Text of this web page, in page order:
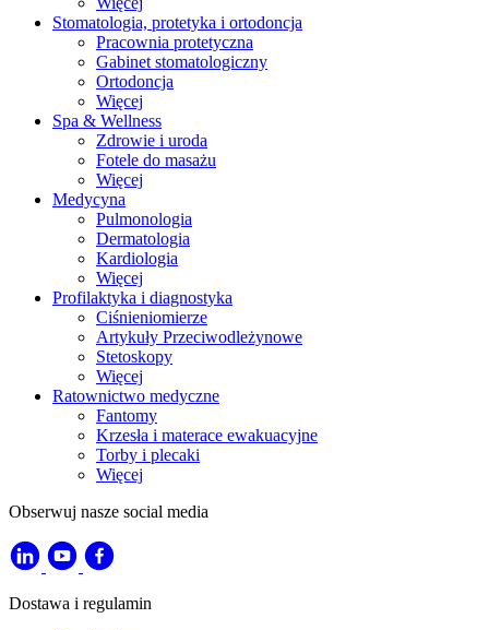
Stomatologia, protetyka i ortodoncja
Pracownia protetyczna
Gabinet stomatologiczny
Ortodoncja
Więcej
Spa & Wellness
Zdrowie i uroda
Fotele do masażu
Więcej
Medycyna
Pulmonologia
Dermatologia
Kardiologia
Więcej
Profilaktyka i diagnostyka
Ciśnieniomierze
Artykuły Przeciwodleżynowe
Stetoskopy
Więcej
Ratownictwo medyczne
Fantomy
Krzesła i materace ewakuacyjne
Torby i plecaki
Więcej
Obserwuj nasze social media
Dostawa i regulamin